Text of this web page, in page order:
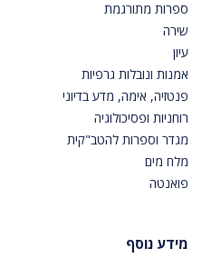
ספרות מתורגמת
שירה
עיון
אמנות ונובלות גרפיות
פנטזיה, אימה, מדע בדיוני
רוחניות ופסיכולוגיה
מגדר וספרות להטב"קית
מלח מים
פואנטה
מידע נוסף